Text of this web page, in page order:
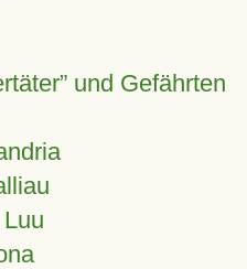
und Gefährten